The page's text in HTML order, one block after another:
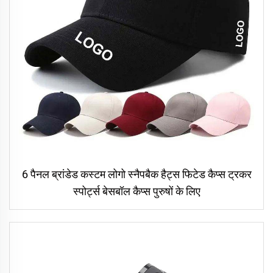
6 पैनल ब्रांडेड कस्टम लोगो स्नैपबैक हैट्स फिटेड कैप्स ट्रकर
स्पोर्ट्स बेसबॉल कैप्स पुरुषों के लिए